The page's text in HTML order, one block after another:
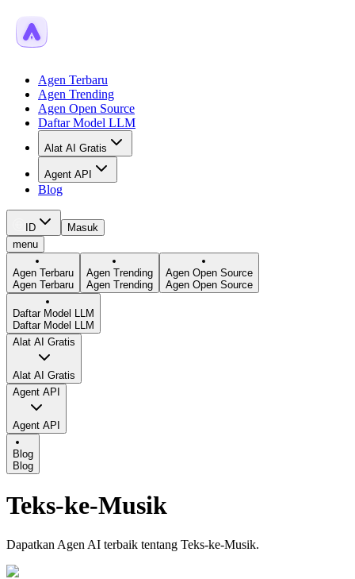
Agen Terbaru
Agen Trending
Agen Open Source
Daftar Model LLM
Alat AI Gratis
Agent API
Blog
ID
Masuk
menu
Agen Terbaru
Agen Terbaru
Agen Trending
Agen Trending
Agen Open Source
Agen Open Source
Daftar Model LLM
Daftar Model LLM
Alat AI Gratis
Alat AI Gratis
Agent API
Agent API
Blog
Blog
Teks-ke-Musik
Dapatkan Agen AI terbaik tentang Teks-ke-Musik.